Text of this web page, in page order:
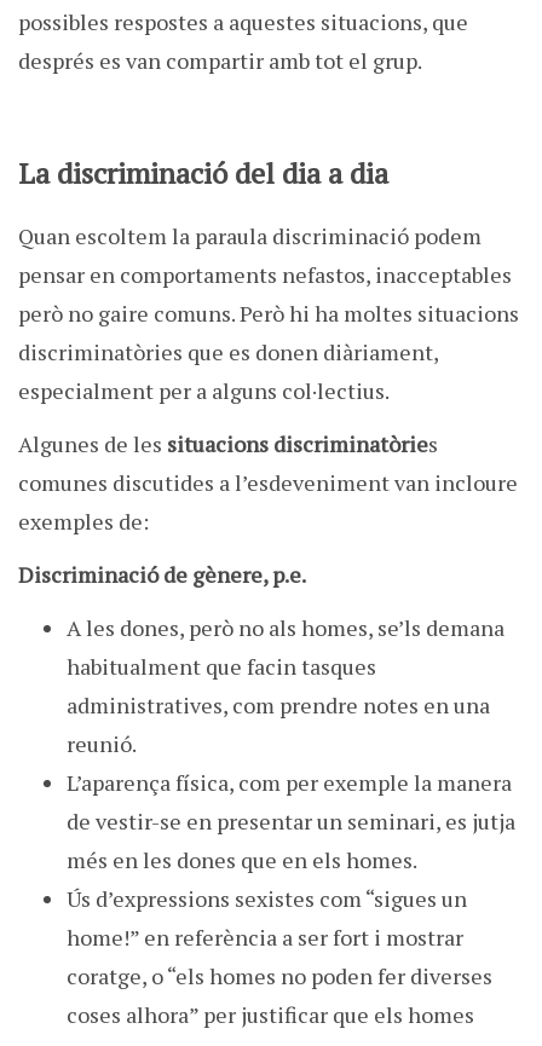
possibles respostes a aquestes situacions, que
després es van compartir amb tot el grup.
La discriminació del dia a dia
Quan escoltem la paraula discriminació podem
pensar en comportaments nefastos, inacceptables
però no gaire comuns. Però hi ha moltes situacions
discriminatòries que es donen diàriament,
especialment per a alguns col·lectius.
Algunes de les situacions discriminatòries
comunes discutides a l’esdeveniment van incloure
exemples de:
Discriminació de gènere, p.e.
A les dones, però no als homes, se’ls demana
habitualment que facin tasques
administratives, com prendre notes en una
reunió.
L’aparença física, com per exemple la manera
de vestir-se en presentar un seminari, es jutja
més en les dones que en els homes.
Ús d’expressions sexistes com “sigues un
home!” en referència a ser fort i mostrar
coratge, o “els homes no poden fer diverses
coses alhora” per justificar que els homes